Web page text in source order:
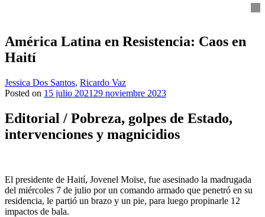
América Latina en Resistencia: Caos en
Haití
Jessica Dos Santos, Ricardo Vaz
Posted on 15 julio 2021 29 noviembre 2023
Editorial / Pobreza, golpes de Estado,
intervenciones y magnicidios
El presidente de Haití, Jovenel Moïse, fue asesinado la madrugada
del miércoles 7 de julio por un comando armado que penetró en su
residencia, le partió un brazo y un pie, para luego propinarle 12
impactos de bala.